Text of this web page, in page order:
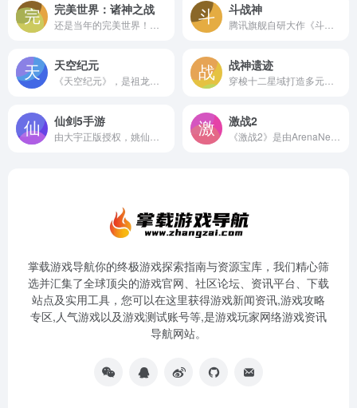
完美世界：诸神之战 斗战神
天空纪元 战神遗迹
仙剑5手游 激战2
掌载游戏导航你的终极游戏探索指南与资源宝库，我们精心筛
选并汇集了全球顶尖的游戏官网、社区论坛、资讯平台、下载
站点及实用工具，您可以在这里获得游戏新闻资讯,游戏攻略
专区,人气游戏以及游戏测试账号等,是游戏玩家网络游戏资讯
导航网站。